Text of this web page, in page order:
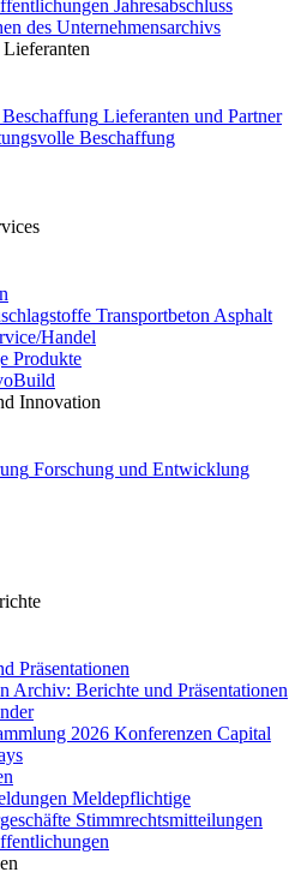
Jahresabschluss
des Unternehmensarchivs
Lieferanten und Partner
Beschaffung
Transportbeton Asphalt
Handel
Produkte
Innovation
Forschung und Entwicklung
Präsentationen
Archiv: Berichte und Präsentationen
2026 Konferenzen Capital
Meldepflichtige
Stimmrechtsmitteilungen